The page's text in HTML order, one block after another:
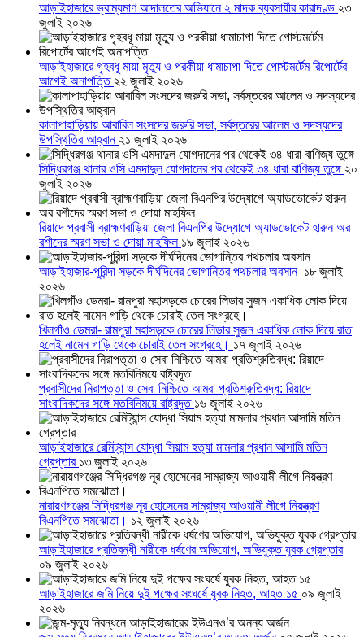
আড়াইহাজারে ভ্রাম্যমাণ আদালতের অভিযানে ২ মাদক ব্যবসায়ীর কারাদণ্ড ২৩
জুলাই ২০২৬
আড়াইহাজারে গৃহবধূ মায়া মৃত্যু ও পরকীয়া ধামাচাপা দিতে পোস্টমর্টেম রিপোর্টের
আগেই অনাপত্তি ২২ জুলাই ২০২৬
কালাপাহাড়িয়ায় আবাবিল সংসদের জরুরি সভা, সর্বস্তরের আলেম ও সদস্যদের
উপস্থিতির আহ্বান ২১ জুলাই ২০২৬
সিদ্ধিরগঞ্জ থানার ওসি এমদাদুল যোগদানের পর থেকেই ৩৪ ধারা বাণিজ্য তুঙ্গে ২০
জুলাই ২০২৬
রিয়াদে প্রবাসী ব্রাহ্মণবাড়িয়া জেলা বিএনপির উদ্যোগে অ্যাডভোকেট হারুন অর
রশীদের স্মরণ সভা ও দোয়া মাহফিল ১৯ জুলাই ২০২৬
আড়াইহাজার-পুরিন্দা সড়কে দীর্ঘদিনের ভোগান্তির পথচলার অবসান ১৮ জুলাই
২০২৬
খিলগাঁও ডেমরা- রামপুরা মহাসড়কে চোরের লিডার সুজন একাধিক লোক দিয়ে রাত
হলেই নামেন গাড়ি থেকে চোরাই তেল সংগ্রহে। ১৭ জুলাই ২০২৬
প্রবাসীদের নিরাপত্তা ও সেবা নিশ্চিতে আমরা প্রতিশ্রুতিবদ্ধ: রিয়াদে
সাংবাদিকদের সঙ্গে মতবিনিময়ে রাষ্ট্রদূত ১৬ জুলাই ২০২৬
আড়াইহাজারে রেমিট্যান্স যোদ্ধা সিয়াম হত্যা মামলার প্রধান আসামি মতিন
গ্রেপ্তার ১৩ জুলাই ২০২৬
নারায়ণগঞ্জের সিদ্ধিরগঞ্জ নূর হোসেনের সাম্রাজ্য আওয়ামী লীগে নিয়ন্ত্রণ
বিএনপিতে সমঝোতা। ১২ জুলাই ২০২৬
আড়াইহাজারে প্রতিবন্ধী নারীকে ধর্ষণের অভিযোগ, অভিযুক্ত যুবক গ্রেপ্তার
০৯ জুলাই ২০২৬
আড়াইহাজারে জমি নিয়ে দুই পক্ষের সংঘর্ষে যুবক নিহত, আহত ১৫ ০৯ জুলাই
২০২৬